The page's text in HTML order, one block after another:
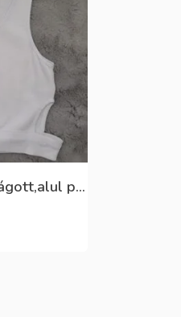
Losan,oldal kivágott,alul passzés rövid lány trikó,póló